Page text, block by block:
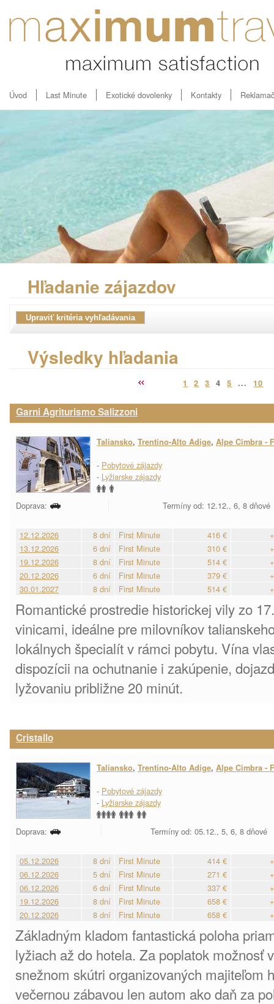
Úvod Last Minute Exotické dovolenky Kontakty
Hľadanie zájazdov
Výsledky hľadania
1 2 3 4 5 ... 10
Garni Agriturismo Salizzoni
Taliansko, Trentino-Alto Adige, Alpe Cimbra -
- Pobytové zájazdy
- Lyžiarske zájazdy
Doprava: Termíny od: 12.12., 6, 8 dňové
12.12.2026 8 dní First Minute 416 €
13.12.2026
6 dní First Minute 310 €
19.12.2026
8 dní First Minute 514 €
20.12.2026
6 dní First Minute 379 €
30.01.2027
8 dní First Minute 514 €
Romantické prostredie historickej vily zo
vinicami, ideálne pre milovníkov
lokálnych špecialít v rámci pobytu. Vína
dispozícii na ochutnanie i zakúpenie,
lyžovaniu približne 20 minút.
Cristallo
Taliansko, Trentino-Alto Adige, Alpe Cimbra -
- Pobytové zájazdy
- Lyžiarske zájazdy
Doprava: Termíny od: 05.12., 5, 6, 8 dňové
05.12.2026 8 dní First Minute 414 €
06.12.2026
5 dní First Minute 271 €
06.12.2026
6 dní First Minute 337 €
19.12.2026
8 dní First Minute 658 €
20.12.2026
8 dní First Minute 658 €
Základným kladom fantastická poloha
lyžiach až do hotela. Za poplatok možnosť
snežnom skútri organizovaných majiteľom
večernou zábavou len autom ako daň za